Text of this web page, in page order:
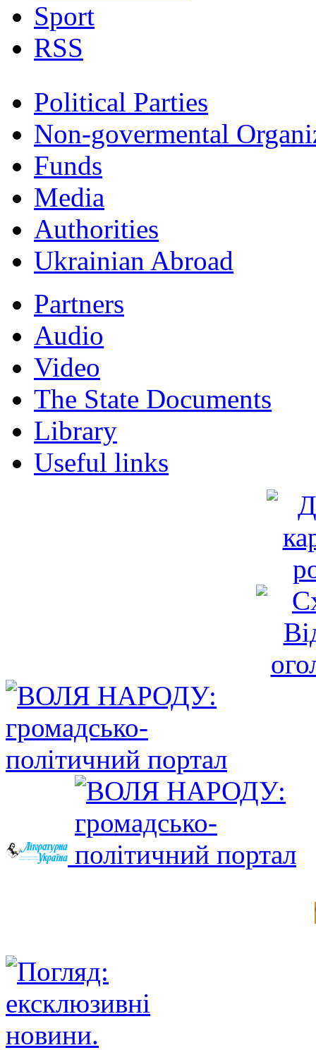
Sport
RSS
Political Parties
Non-govermental
Funds
Мedia
Authorities
Ukrainian Abroad
Partners
Audio
Video
The State Documents
Library
Useful links